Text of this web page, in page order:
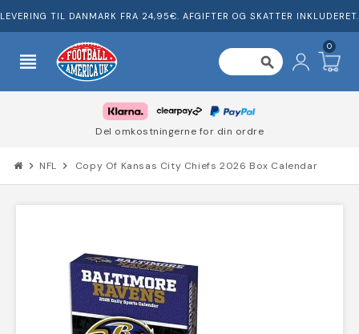
LEVERING TIL DANMARK FRA 24,95€. AFGIFTER OG SKATTER INKLUDERET.
view_headline search
0
Del omkostningerne for din ordre
chevron_right NFL chevron_right Copy Of Kansas City Chiefs 2026 Box Calendar